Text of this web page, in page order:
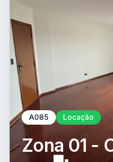
A085 Locação
Zona 01 -